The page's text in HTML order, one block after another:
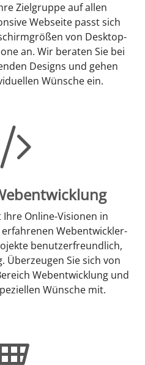
Zielgruppe auf allen
Webseite passt sich
von Desktop-
an. Wir beraten Sie bei
Designs und gehen
Wünsche ein.
Online-Visionen in
Webentwickler-
benutzerfreundlich,
Überzeugen Sie sich von
Webentwicklung und
Wünsche mit.